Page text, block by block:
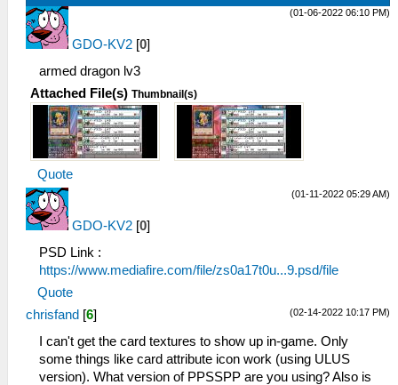
(01-06-2022 06:10 PM)
GDO-KV2 [0]
armed dragon lv3
Attached File(s) Thumbnail(s)
Quote
(01-11-2022 05:29 AM)
GDO-KV2 [0]
PSD Link :
https://www.mediafire.com/file/zs0a17t0u...9.psd/file
Quote
(02-14-2022 10:17 PM)
chrisfand [6]
I can't get the card textures to show up in-game. Only
some things like card attribute icon work (using ULUS
version). What version of PPSSPP are you using? Also is